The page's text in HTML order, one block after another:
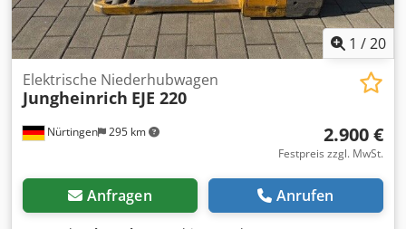
1 /20
Nürtingen 295 km
Elektrische Niederhubwagen
Jungheinrich EJE 220
2.900 €
Festpreis zzgl. MwSt.
Anfragen Anrufen